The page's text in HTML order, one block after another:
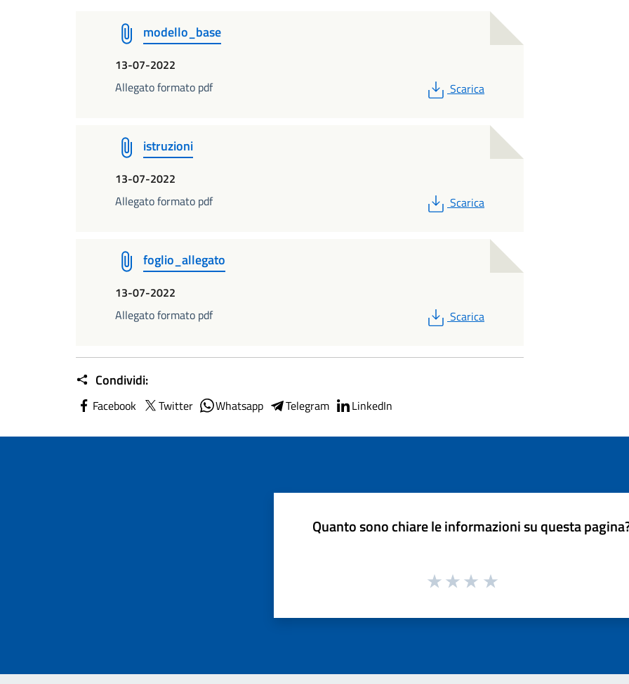
modello_base
13-07-2022
Allegato formato pdf
PDF
Scarica
istruzioni
13-07-2022
Allegato formato pdf
PDF
Scarica
foglio_allegato
13-07-2022
Allegato formato pdf
PDF
Scarica
Condividi:
Facebook Twitter Whatsapp Telegram LinkedIn
Quanto sono chiare le informazioni su questa